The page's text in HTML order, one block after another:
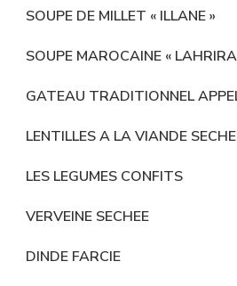
SOUPE DE MILLET « ILLANE »
SOUPE MAROCAINE «
GATEAU TRADITIONNEL
LENTILLES A LA VIANDE
LES LEGUMES CONFITS
VERVEINE SECHEE
DINDE FARCIE